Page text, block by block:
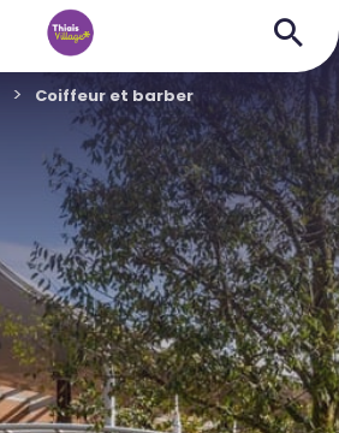
Coiffeur et barber